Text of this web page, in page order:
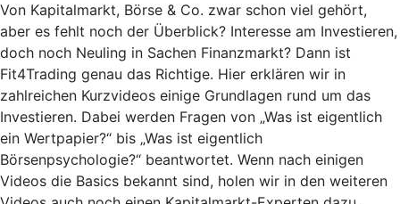
Von Kapitalmarkt, Börse & Co. zwar schon viel gehört,
aber es fehlt noch der Überblick? Interesse am Investieren,
doch noch Neuling in Sachen Finanzmarkt? Dann ist
Fit4Trading genau das Richtige. Hier erklären wir in
zahlreichen Kurzvideos einige Grundlagen rund um das
Investieren. Dabei werden Fragen von „Was ist eigentlich
ein Wertpapier?“ bis „Was ist eigentlich
Börsenpsychologie?“ beantwortet. Wenn nach einigen
Videos die Basics bekannt sind, holen wir in den weiteren